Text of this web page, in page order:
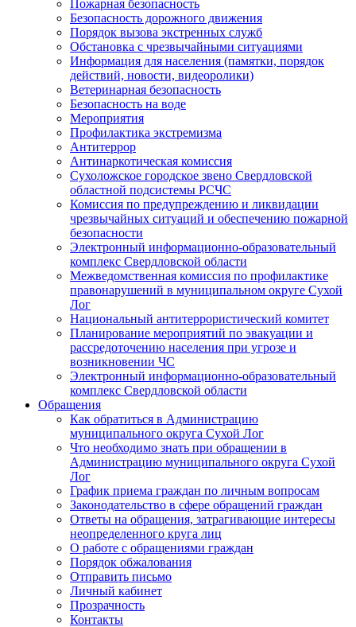
Пожарная безопасность
Безопасность дорожного движения
Порядок вызова экстренных служб
Обстановка с чрезвычайными ситуациями
Информация для населения (памятки, порядок
действий, новости, видеоролики)
Ветеринарная безопасность
Безопасность на воде
Мероприятия
Профилактика экстремизма
Антитеррор
Антинаркотическая комиссия
Сухоложское городское звено Свердловской
областной подсистемы РСЧС
Комиссия по предупреждению и ликвидации
чрезвычайных ситуаций и обеспечению пожарной
безопасности
Электронный информационно-образовательный
комплекс Cвердловской области
Межведомственная комиссия по профилактике
правонарушений в муниципальном округе Сухой
Лог
Национальный антитеррористический комитет
Планирование мероприятий по эвакуации и
рассредоточению населения при угрозе и
возникновении ЧС
Электронный информационно-образовательный
комплекс Свердловской области
Обращения
Как обратиться в Администрацию
муниципального округа Сухой Лог
Что необходимо знать при обращении в
Администрацию муниципального округа Сухой
Лог
График приема граждан по личным вопросам
Законодательство в сфере обращений граждан
Ответы на обращения, затрагивающие интересы
неопределенного круга лиц
О работе с обращениями граждан
Порядок обжалования
Отправить письмо
Личный кабинет
Прозрачность
Контакты